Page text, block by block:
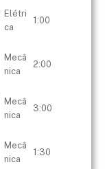
Elétri
ca
1:00
Mecâ
nica
2:00
Mecâ
nica
3:00
Mecâ
nica
1:30